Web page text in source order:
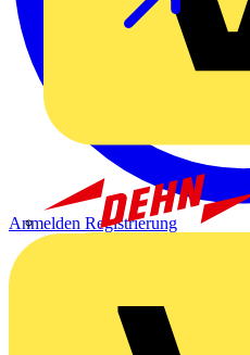
Anmelden Registrierung